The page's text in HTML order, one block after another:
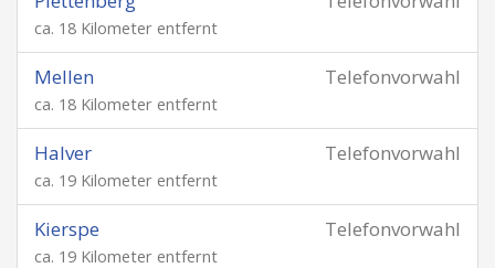
ca. 18 Kilometer entfernt
Telefonvorwahl
Mellen
ca. 18 Kilometer entfernt
Telefonvorwahl
Halver
ca. 19 Kilometer entfernt
Telefonvorwahl
Kierspe
ca. 19 Kilometer entfernt